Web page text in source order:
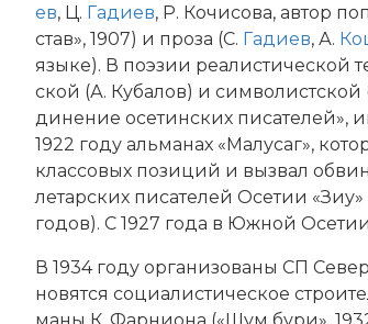
ев, Ц. Га­ди­ев, Р. Ко­чи­со­ва, ав­тор
став», 1907) и про­за (С. Га­ди­ев, А.
языке). В по­эзии реа­ли­стической
ской (А. Ку­ба­лов) и
ди­не­ние осе­тин­ских пи­са­те­лей»,
1922 году альманах «Ма­лу­саг»,
клас­со­вых по­зи­ций и вы­звал
ле­тар­ских пи­са­те­лей Осе­тии
годов). С 1927 года в Южной
В 1934 году ор­га­ни­зо­ва­ны СП
новятся со­циа­ли­стическое